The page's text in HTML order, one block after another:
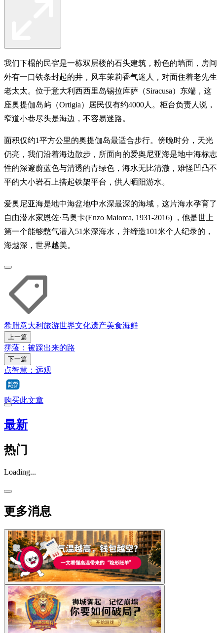
我们下榻的民宿是一栋双层楼的石头建筑，粉色的墙面，房间
外有一口铁条封起的井，风车茉莉香气迷人，对面住着老先生
老太太。位于意大利西西里岛锡拉库萨（Siracusa）东端，这
座奥提伽岛屿（Ortigia）居民仅有约4000人。柜台负责人说，
窄道小巷尽头是海边，不容易迷路。
面积仅约1平方公里的奥提伽岛最适合步行。傍晚时分，天光
仍亮，我们沿着海边散步，所面向的爱奥尼亚海是地中海标志
性的深邃蔚蓝色与清透的青绿色，海水无比清澈，难怪凹凸不
平的大小岩石上搭起铁架平台，供人晒阳游水。
爱奥尼亚海是地中海盆地中水深最深的海域，这片海水孕育了
自由潜水家恩佐·马奥卡(Enzo Maiorca, 1931-2016) ，他是世上
第一个能够憋气潜入51米深海水，并缔造101米个人纪录的，
海越深，世界越美。
希腊意大利 旅游世界文化遗产美食海鲜
上一篇
霃蔆：被踩出来的路
下一篇
点智慧：远观
购买此文章
最新
热门
Loading...
更多消息